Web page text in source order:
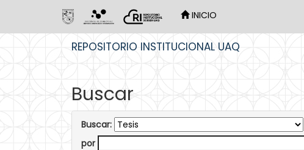
INICIO
REPOSITORIO INSTITUCIONAL UAQ
Buscar
Buscar:
por